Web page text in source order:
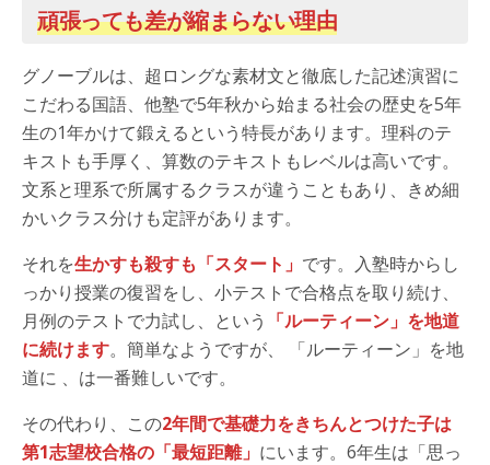
頑張っても差が縮まらない理由
グノーブルは、超ロングな素材文と徹底した記述演習に
こだわる国語、他塾で5年秋から始まる社会の歴史を5年
生の1年かけて鍛えるという特長があります。理科のテ
キストも手厚く、算数のテキストもレベルは高いです。
文系と理系で所属するクラスが違うこともあり、きめ細
かいクラス分けも定評があります。
それを生かすも殺すも「スタート」 です。入塾時からし
っかり授業の復習をし、小テストで合格点を取り続け、
月例のテストで力試し、という 「ルーティーン」を地道
に続けます。簡単なようですが、 「ルーティーン」を地
道に 、は一番難しいです。
その代わり、この2年間で基礎力をきちんとつけた子は
第1志望校合格の「最短距離」 にいます。6年生は「思っ